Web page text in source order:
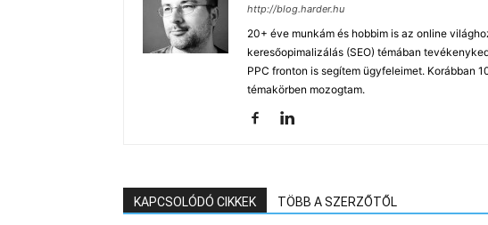
http://blog.harder.hu
20+ éve munkám és hobbim is az online
keresőopimalizálás (SEO) témában
PPC fronton is segítem ügyfeleimet. Korábban
témakörben mozogtam.
KAPCSOLÓDÓ CIKKEK TÖBB A SZERZŐTŐL